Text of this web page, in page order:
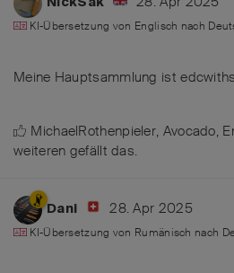
KI-Übersetzung von Englisch nach
Meine Hauptsammlung ist
MichaelRothenpieler, Avocado,
weiteren gefällt das.
Dani 28. Apr 2025
KI-Übersetzung von Rumänisch nach